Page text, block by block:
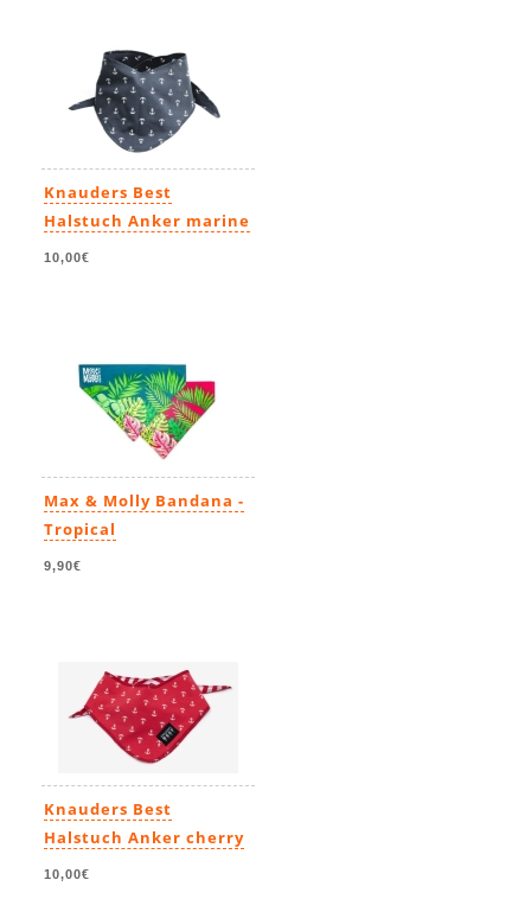
Knauders Best
Halstuch Anker marine
10,00€
Max & Molly Bandana -
Tropical
9,90€
Knauders Best
Halstuch Anker cherry
10,00€